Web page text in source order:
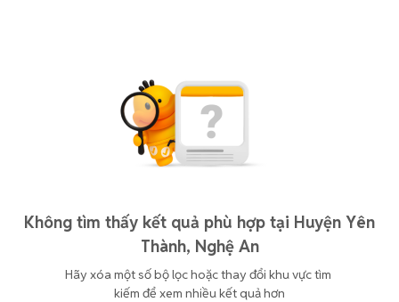
Không tìm thấy kết quả phù hợp tại Huyện Yên
Thành, Nghệ An
Hãy xóa một số bộ lọc hoặc thay đổi khu vực tìm
kiếm để xem nhiều kết quả hơn